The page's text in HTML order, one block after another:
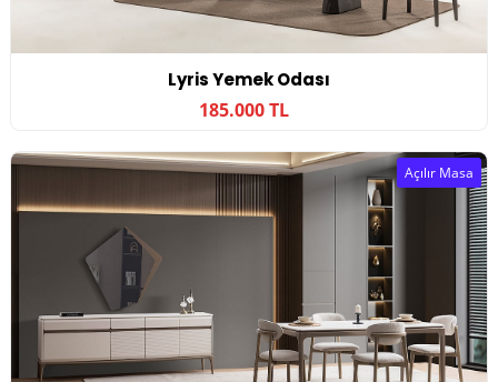
Lyris Yemek Odası
185.000 TL
Açılır Masa